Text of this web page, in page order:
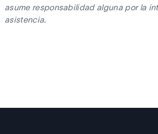
asume responsabilidad alguna por la
asistencia.